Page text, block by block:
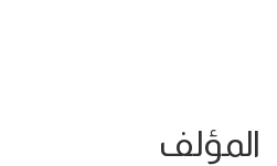
المؤلف